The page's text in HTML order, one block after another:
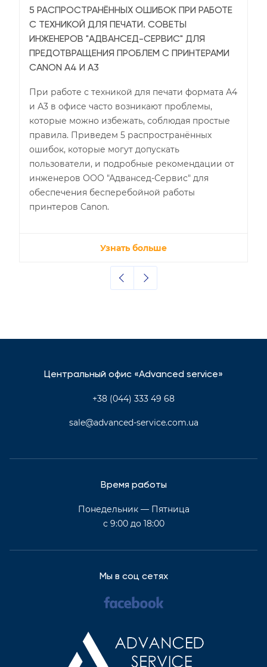
5 РАСПРОСТРАНЁННЫХ ОШИБОК ПРИ РАБОТЕ
С ТЕХНИКОЙ ДЛЯ ПЕЧАТИ. СОВЕТЫ
ИНЖЕНЕРОВ "АДВАНСЕД-СЕРВИС" ДЛЯ
ПРЕДОТВРАЩЕНИЯ ПРОБЛЕМ С ПРИНТЕРАМИ
CANON А4 И А3
При работе с техникой для печати формата А4
и А3 в офисе часто возникают проблемы,
которые можно избежать, соблюдая простые
правила. Приведем 5 распространённых
ошибок, которые могут допускать
пользователи, и подробные рекомендации от
инженеров ООО "Адвансед-Сервис" для
обеспечения бесперебойной работы
принтеров Canon.
Узнать больше
Центральный офис «Advanced service»
+38 (044) 333 49 68
sale@advanced-service.com.ua
Время работы
Понедельник — Пятница
с 9:00 до 18:00
Мы в соц сетях